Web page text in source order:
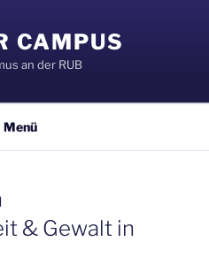
CAMPUS
an der RUB
Menü
& Gewalt in